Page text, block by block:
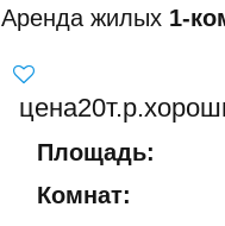
Аренда жилых 1-
Площадь:
Комнат: